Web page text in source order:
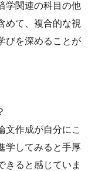
学関連の科目の他
めて、複合的な視
びを深めることが
作成が自分にこ
学してみると手厚
きると感じていま